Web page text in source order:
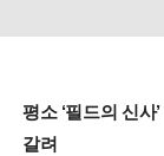
평소 ‘필드의 신
갈려